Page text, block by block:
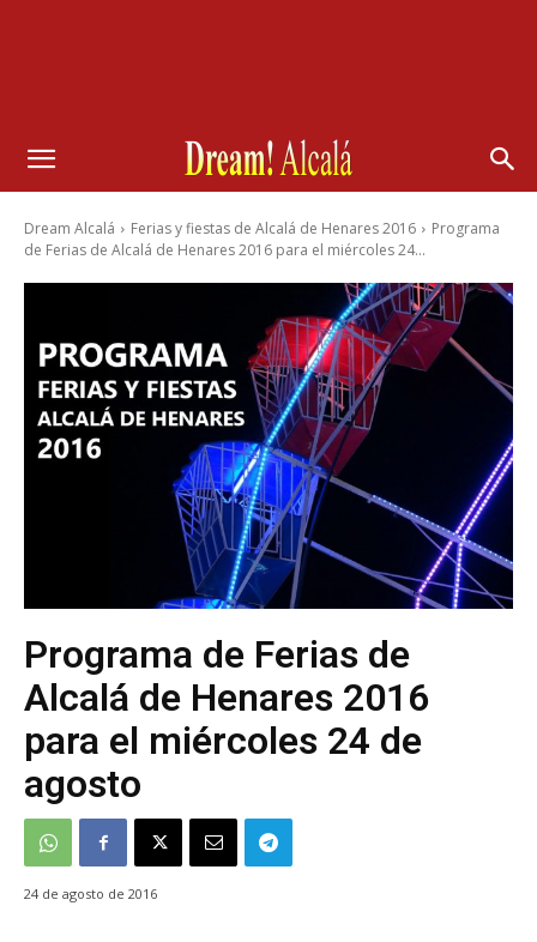
Dream Alcalá Ferias y fiestas de Alcalá de Henares 2016
Programa
de Ferias de Alcalá de Henares 2016 para el miércoles 24...
Programa de Ferias de
Alcalá de Henares 2016
para el miércoles 24 de
agosto
24 de agosto de 2016